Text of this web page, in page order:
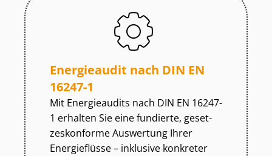
Energieaudit nach DIN EN
16247-1
Mit Energieaudits nach DIN EN 16247-
1 erhalten Sie eine fundierte, ge­set­
zes­kon­for­me Auswertung Ihrer
Energieflüsse – inklusive konkreter